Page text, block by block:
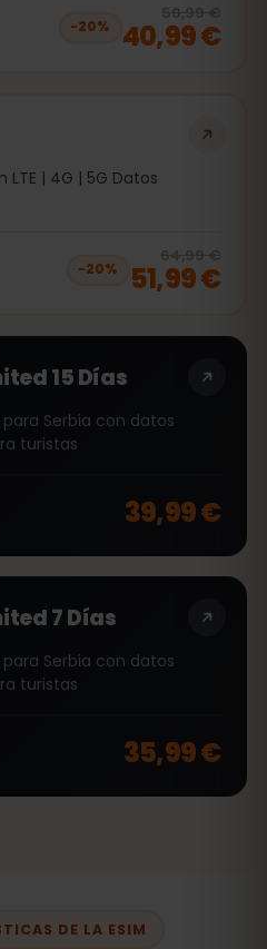
−20%
50,99 €
40,99 €
LTE | 4G | 5G Datos
−20%
64,99 €
51,99 €
15 Días
Serbia con datos
turistas
39,99 €
7 Días
Serbia con datos
turistas
35,99 €
DE LA ESIM